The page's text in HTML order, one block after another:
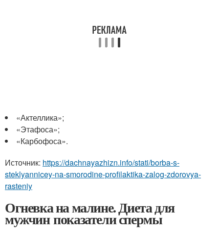
«Актеллика»;
«Этафоса»;
«Карбофоса».
Источник: https://dachnayazhizn.info/stati/borba-s-
steklyannicey-na-smorodine-profilaktika-zalog-zdorovya-
rasteniy
Огневка на малине. Диета для
мужчин показатели спермы